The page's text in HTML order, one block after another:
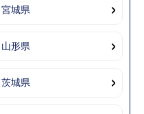
宮城県
山形県
茨城県